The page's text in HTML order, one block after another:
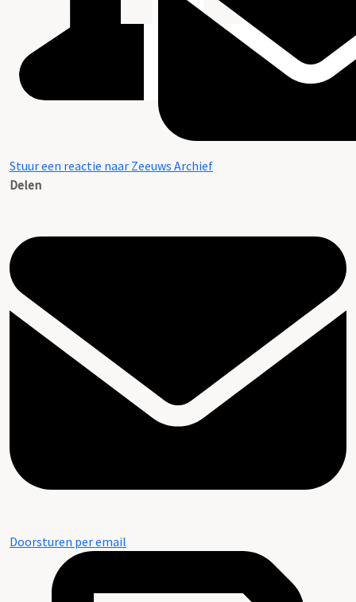
Stuur een reactie naar Zeeuws Archief
Delen
Doorsturen per email